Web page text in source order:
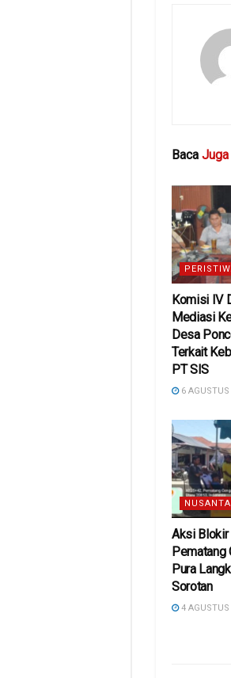
Baca Juga
Komisi IV
Mediasi
Desa
Terkait
PT SIS
6 AGUSTUS
Aksi Blokir
Pematang
Pura
Sorotan
4 AGUSTUS